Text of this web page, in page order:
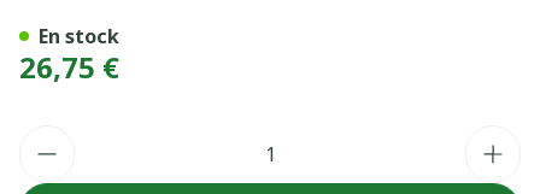
26,75 €
En stock